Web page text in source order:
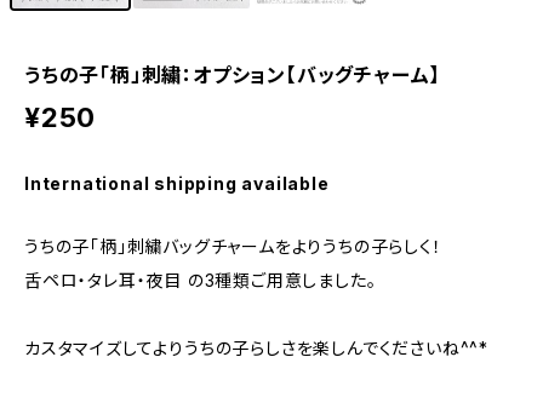
うちの子「柄」刺繍：オプション【バッグチャーム】
¥250
International shipping available
うちの子「柄」刺繍バッグチャームをよりうちの子らしく！
舌ペロ・タレ耳・夜目 の3種類ご用意しました。
カスタマイズしてよりうちの子らしさを楽しんでくださいね^^*